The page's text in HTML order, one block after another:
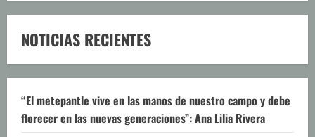
NOTICIAS RECIENTES
“El metepantle vive en las manos de nuestro campo y debe
florecer en las nuevas generaciones”: Ana Lilia Rivera